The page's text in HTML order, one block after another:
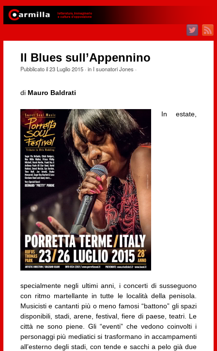
Il Blues sull’Appennino
Pubblicato il23 Luglio 2015· in I suonatori Jones ·
di Mauro Baldrati
In estate,
specialmente negli ultimi anni, i concerti di susseguono
con ritmo martellante in tutte le località della penisola.
Musicisti e cantanti più o meno famosi “battono” gli spazi
disponibili, stadi, arene, festival, fiere di paese, teatri. Le
città ne sono piene. Gli “eventi” che vedono coinvolti i
personaggi più mediatici si trasformano in accampamenti
all’esterno degli stadi, con tende e sacchi a pelo già due